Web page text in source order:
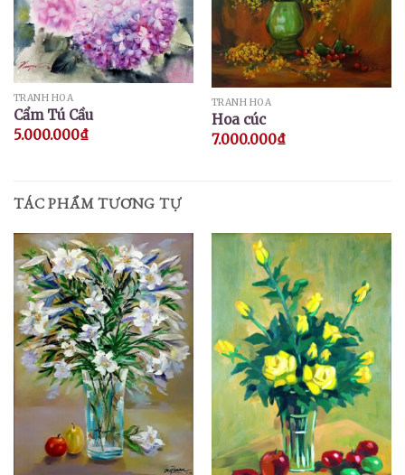
TRANH HOA
Cẩm Tú Cầu
5.000.000₫
TRANH HOA
Hoa cúc
7.000.000₫
TÁC PHẨM TƯƠNG TỰ